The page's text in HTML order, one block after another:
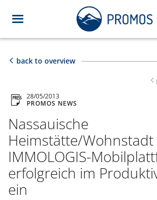
back to overview
28/05/2013
PROMOS NEWS
Nassauische
Heimstätte/Wohnstadt
IMMOLOGIS-
erfolgreich im
ein